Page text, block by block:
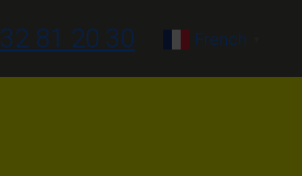
81 20 30 French